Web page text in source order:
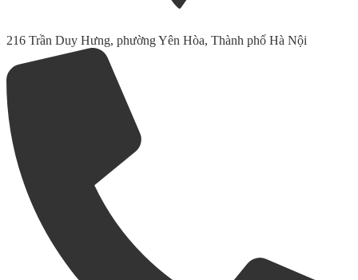
216 Trần Duy Hưng, phường Yên Hòa, Thành phố Hà Nội